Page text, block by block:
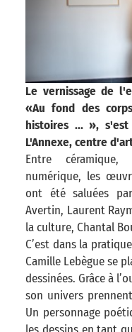
Le vernissage de
«Au fond des
histoires ... »,
L'Annexe, centre
Entre
numérique, les
ont été saluées
Avertin, Laurent
la culture, Chantal
C’est dans la
Camille Lebègue se
dessinées. Grâce à
son univers
Un personnage